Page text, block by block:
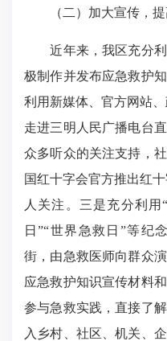
（二）加大宣传，
近年来，我区充分利
极制作并发布应急救护
利用新媒体、官方网站
走进三明人民广播电台
众多听众的关注支持，
国红十字会官方推出红
人关注。三是充分利用
日”“世界急救日”等纪
街，由急救医师向群众
应急救护知识宣传材料
参与急救实践，直接了
入乡村、社区、机关、